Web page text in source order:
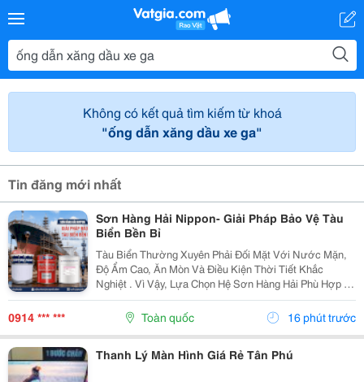
Không có kết quả tìm kiếm từ khoá
"ống dẫn xăng dầu xe ga"
Tin đăng mới nhất
Sơn Hàng Hải Nippon- Giải Pháp Bảo Vệ Tàu
Biển Bền Bỉ
Tàu Biển Thường Xuyên Phải Đối Mặt Với Nước Mặn,
Độ Ẩm Cao, Ăn Mòn Và Điều Kiện Thời Tiết Khắc
Nghiệt . Vì Vậy, Lựa Chọn Hệ Sơn Hàng Hải Phù Hợp Là
Yếu Tố Quan Trọng Giúp Bảo Vệ Bề Mặt Và Nâng Cao
Độ Bền Công Trình. Sơn Hàng Hải Nippon Được Ứng...
0914 *** *** Toàn quốc 16 phút trước
Thanh Lý Màn Hình Giá Rẻ Tân Phú